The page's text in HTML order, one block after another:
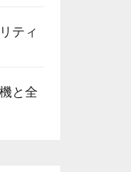
ティ
と全